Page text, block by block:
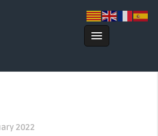
2022